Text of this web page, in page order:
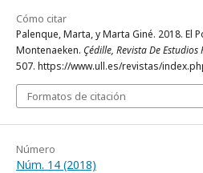
Cómo citar
Palenque, Marta, y Marta Giné. 2018. El
Montenaeken. Çédille, Revista De Estudios
507. https://www.ull.es/revistas/
Formatos de citación
Número
Núm. 14 (2018)